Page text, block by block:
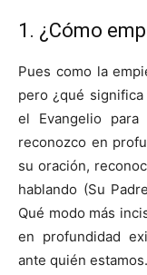
1. ¿Cómo
Pues como la
pero ¿qué significa
el Evangelio
reconozco en
su oración,
hablando (Su
Qué modo más
en profundidad
ante quién estamos.